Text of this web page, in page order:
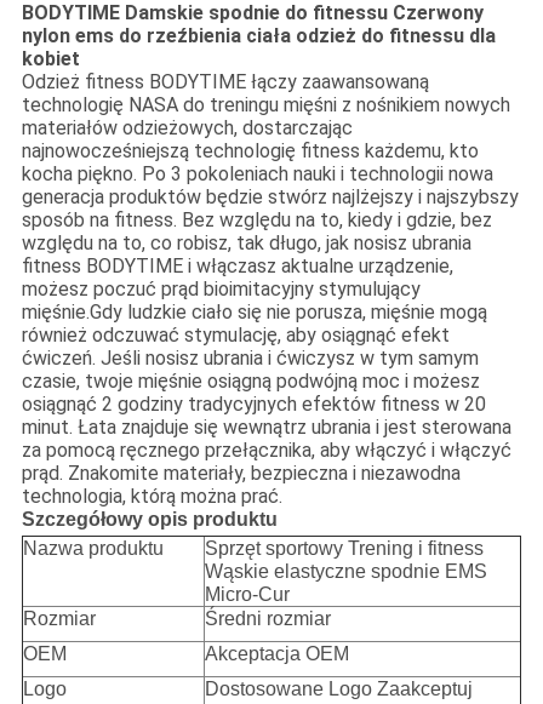
BODYTIME Damskie spodnie do fitnessu Czerwony
nylon ems do rzeźbienia ciała odzież do fitnessu dla
kobiet
Odzież fitness BODYTIME łączy zaawansowaną
technologię NASA do treningu mięśni z nośnikiem nowych
materiałów odzieżowych, dostarczając
najnowocześniejszą technologię fitness każdemu, kto
kocha piękno. Po 3 pokoleniach nauki i technologii nowa
generacja produktów będzie stwórz najlżejszy i najszybszy
sposób na fitness. Bez względu na to, kiedy i gdzie, bez
względu na to, co robisz, tak długo, jak nosisz ubrania
fitness BODYTIME i włączasz aktualne urządzenie,
możesz poczuć prąd bioimitacyjny stymulujący
mięśnie.Gdy ludzkie ciało się nie porusza, mięśnie mogą
również odczuwać stymulację, aby osiągnąć efekt
ćwiczeń. Jeśli nosisz ubrania i ćwiczysz w tym samym
czasie, twoje mięśnie osiągną podwójną moc i możesz
osiągnąć 2 godziny tradycyjnych efektów fitness w 20
minut. Łata znajduje się wewnątrz ubrania i jest sterowana
za pomocą ręcznego przełącznika, aby włączyć i włączyć
prąd. Znakomite materiały, bezpieczna i niezawodna
technologia, którą można prać.
Szczegółowy opis produktu
Nazwa produktu
Sprzęt sportowy Trening i fitness
Wąskie elastyczne spodnie EMS
Micro-Cur
Rozmiar
Średni rozmiar
OEM
Akceptacja OEM
Logo
Dostosowane Logo Zaakceptuj